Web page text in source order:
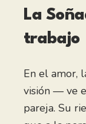
La
trabajo
En el amor,
visión — ve
pareja. Su